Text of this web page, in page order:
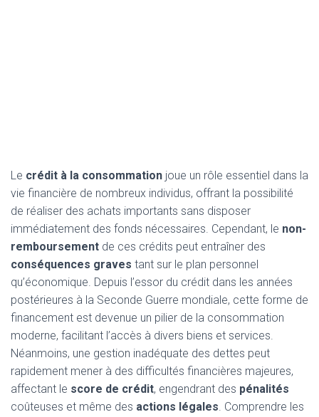
Le crédit à la consommation joue un rôle essentiel dans la
vie financière de nombreux individus, offrant la possibilité
de réaliser des achats importants sans disposer
immédiatement des fonds nécessaires. Cependant, le non-
remboursement de ces crédits peut entraîner des
conséquences graves tant sur le plan personnel
qu’économique. Depuis l’essor du crédit dans les années
postérieures à la Seconde Guerre mondiale, cette forme de
financement est devenue un pilier de la consommation
moderne, facilitant l’accès à divers biens et services.
Néanmoins, une gestion inadéquate des dettes peut
rapidement mener à des difficultés financières majeures,
affectant le score de crédit, engendrant des pénalités
coûteuses et même des actions légales. Comprendre les